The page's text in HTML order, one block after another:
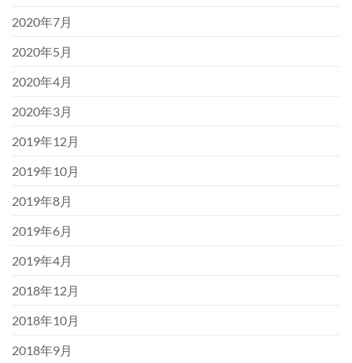
2020年7月
2020年5月
2020年4月
2020年3月
2019年12月
2019年10月
2019年8月
2019年6月
2019年4月
2018年12月
2018年10月
2018年9月